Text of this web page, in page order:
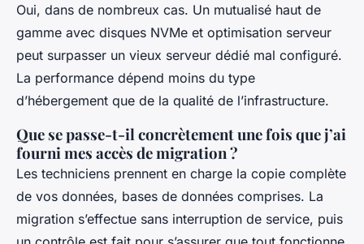
Oui, dans de nombreux cas. Un mutualisé haut de
gamme avec disques NVMe et optimisation serveur
peut surpasser un vieux serveur dédié mal configuré.
La performance dépend moins du type
d’hébergement que de la qualité de l’infrastructure.
Que se passe-t-il concrètement une fois que j’ai
fourni mes accès de migration ?
Les techniciens prennent en charge la copie complète
de vos données, bases de données comprises. La
migration s’effectue sans interruption de service, puis